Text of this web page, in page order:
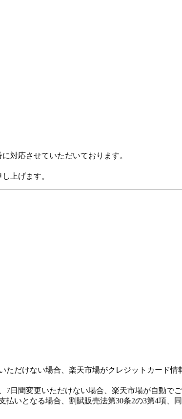
対応させていただいております。
上げます。
だけない場合、楽天市場がクレジットカード
日間変更いただけない場合、楽天市場が自動で
いとなる場合、割賦販売法第30条2の3第4項、